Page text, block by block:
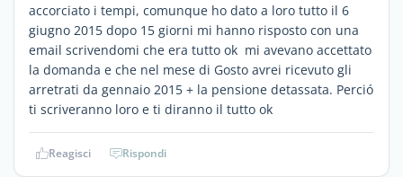
accorciato i tempi, comunque ho dato a loro tutto il 6
giugno 2015 dopo 15 giorni mi hanno risposto con una
email scrivendomi che era tutto ok mi avevano accettato
la domanda e che nel mese di Gosto avrei ricevuto gli
arretrati da gennaio 2015 + la pensione detassata. Perció
ti scriveranno loro e ti diranno il tutto ok
Reagisci Rispondi